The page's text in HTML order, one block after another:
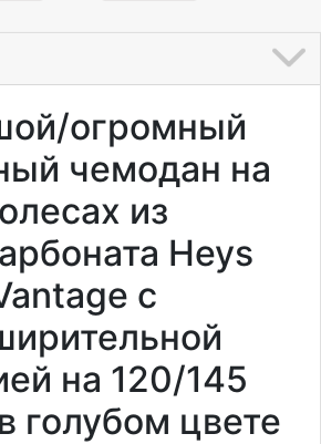
огромный
чемодан на
из
Heys
с
на 120/145
голубом цвете